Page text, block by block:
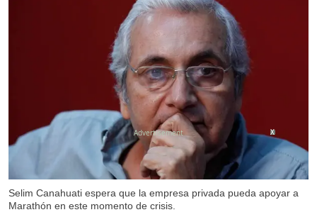
Selim Canahuati espera que la empresa privada pueda apoyar a
Marathón en este momento de crisis.
X